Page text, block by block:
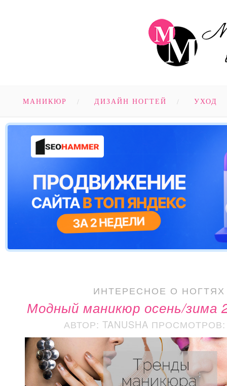
МАНИКЮР ДИЗАЙН НОГТЕЙ УХОД
ИНТЕРЕСНОЕ О НОГТЯХ
Модный маникюр осень/зима
АВТОР: TANUSHA ПРОСМОТРОВ: